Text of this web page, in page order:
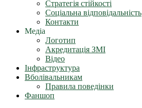
Стратегія стійкості
Соціальна відповідальність
Контакти
Медіа
Логотип
Акредитація ЗМІ
Відео
Інфраструктура
Вболівальникам
Правила поведінки
Фаншоп